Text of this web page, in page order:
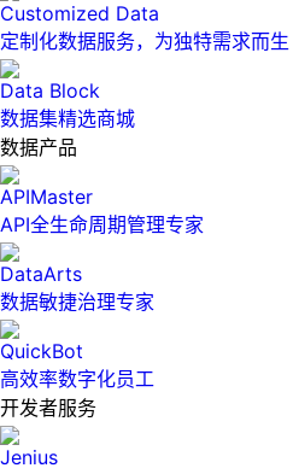
Customized Data
定制化数据服务，为独特需求而生
Data Block
数据集精选商城
数据产品
APIMaster
API全生命周期管理专家
DataArts
数据敏捷治理专家
QuickBot
高效率数字化员工
开发者服务
Jenius